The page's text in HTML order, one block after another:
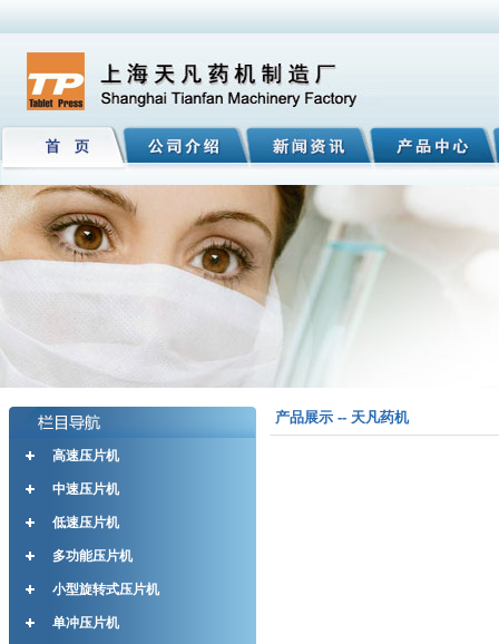
高速压片机
中速压片机
低速压片机
多功能压片机
小型旋转式压片机
单冲压片机
产品展示 -- 天凡药机